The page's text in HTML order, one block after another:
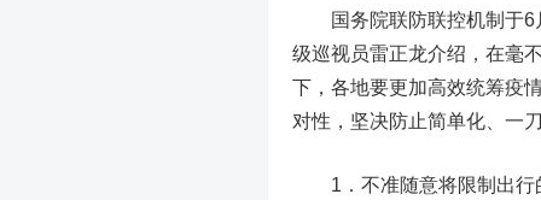
国务院联防联控机制于6
级巡视员雷正龙介绍，在毫
下，各地要更加高效统筹疫
对性，坚决防止简单化、一
1．不准随意将限制出行